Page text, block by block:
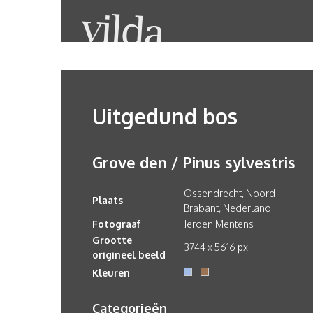
Uitgedund bos
Grove den / Pinus sylvestris
Plaats
Ossendrecht, Noord-
Brabant, Nederland
Fotograaf
Jeroen Mentens
Grootte
origineel beeld
3744 x 5616 px.
Kleuren
Categorieën